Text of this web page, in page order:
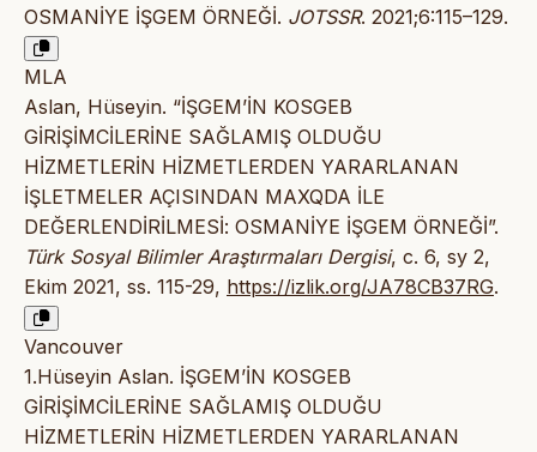
OSMANİYE İŞGEM ÖRNEĞİ. JOTSSR. 2021;6:115–129.
MLA
Aslan, Hüseyin. “İŞGEM’İN KOSGEB
GİRİŞİMCİLERİNE SAĞLAMIŞ OLDUĞU
HİZMETLERİN HİZMETLERDEN YARARLANAN
İŞLETMELER AÇISINDAN MAXQDA İLE
DEĞERLENDİRİLMESİ: OSMANİYE İŞGEM ÖRNEĞİ”.
Türk Sosyal Bilimler Araştırmaları Dergisi, c. 6, sy 2,
Ekim 2021, ss. 115-29, https://izlik.org/JA78CB37RG.
Vancouver
1.Hüseyin Aslan. İŞGEM’İN KOSGEB
GİRİŞİMCİLERİNE SAĞLAMIŞ OLDUĞU
HİZMETLERİN HİZMETLERDEN YARARLANAN